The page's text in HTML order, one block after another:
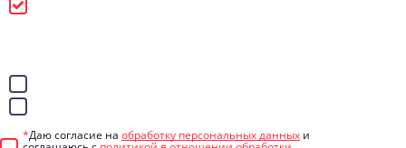
*Даю согласие на обработку персональных данных и